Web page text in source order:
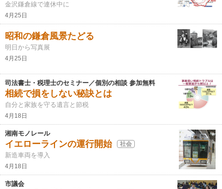
金沢鎌倉線で連休中に
4月25日
昭和の鎌倉風景たどる
明日から写真展
4月25日
司法書士・税理士のセミナー／個別の相談 参加無料
相続で損をしない秘訣とは
自分と家族を守る遺言と節税
4月18日
湘南モノレール
イエローラインの運行開始 社会
新造車両を導入
4月18日
市議会